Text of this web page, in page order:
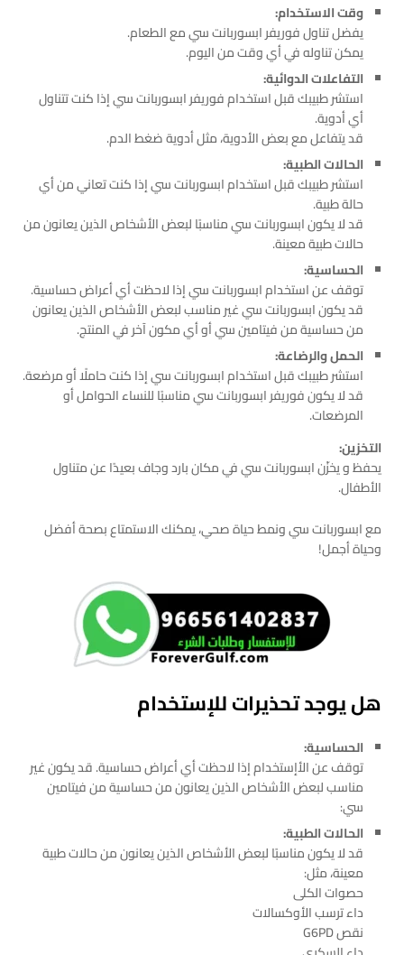
وقت الاستخدام:
يفضل تناول فوريفر ابسوربانت سي مع الطعام.
يمكن تناوله في أي وقت من اليوم.
التفاعلات الدوائية:
استشر طبيبك قبل استخدام فوريفر ابسوربانت سي إذا كنت تتناول
أي أدوية.
قد يتفاعل مع بعض الأدوية، مثل أدوية ضغط الدم.
الحالات الطبية:
استشر طبيبك قبل استخدام ابسوربانت سي إذا كنت تعاني من أي
حالة طبية.
قد لا يكون ابسوربانت سي مناسبًا لبعض الأشخاص الذين يعانون من
حالات طبية معينة.
الحساسية:
توقف عن استخدام ابسوربانت سي إذا لاحظت أي أعراض حساسية.
قد يكون ابسوربانت سي غير مناسب لبعض الأشخاص الذين يعانون
من حساسية من فيتامين سي أو أي مكون آخر في المنتج.
الحمل والرضاعة:
استشر طبيبك قبل استخدام ابسوربانت سي إذا كنت حاملًا أو مرضعة.
قد لا يكون فوريفر ابسوربانت سي مناسبًا للنساء الحوامل أو
المرضعات.
التخزين:
يحفظ و يخزّن ابسوربانت سي في مكان بارد وجاف بعيدًا عن متناول
الأطفال.
مع ابسوربانت سي ونمط حياة صحي، يمكنك الاستمتاع بصحة أفضل
وحياة أجمل!
هل يوجد تحذيرات للإستخدام
الحساسية:
توقف عن الأإستخدام إذا لاحظت أي أعراض حساسية. قد يكون غير
مناسب لبعض الأشخاص الذين يعانون من حساسية من فيتامين
سي:
الحالات الطبية:
قد لا يكون مناسبًا لبعض الأشخاص الذين يعانون من حالات طبية
معينة، مثل:
حصوات الكلى
داء ترسب الأوكسالات
نقص G6PD